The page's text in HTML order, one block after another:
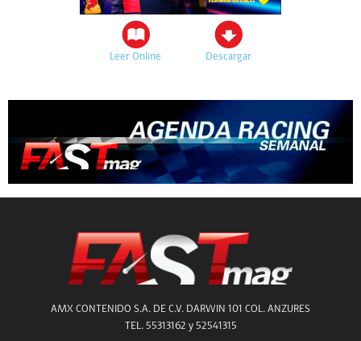
Leer Online Descargar
AMX CONTENIDO S.A. DE C.V. DARWIN 101 COL. ANZURES
TEL. 55313162 y 52541315